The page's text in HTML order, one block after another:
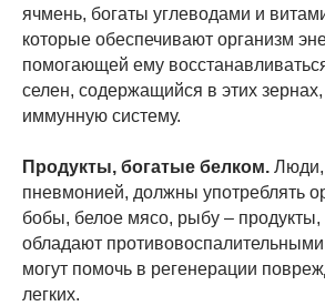
ячмень, богаты углеводами и
которые обеспечивают организм
помогающей ему
селен, содержащийся в этих зернах,
иммунную систему.
Продукты, богатые белком.
пневмонией, должны употреблять
бобы, белое мясо, рыбу – продукты,
обладают
могут помочь в регенерации
легких.